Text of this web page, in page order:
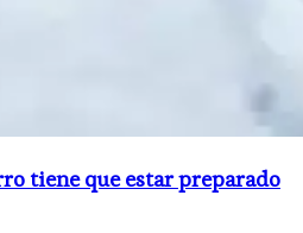
tiene que estar preparado